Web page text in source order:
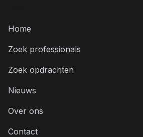
Home
Zoek professionals
Zoek opdrachten
Nieuws
Over ons
Contact